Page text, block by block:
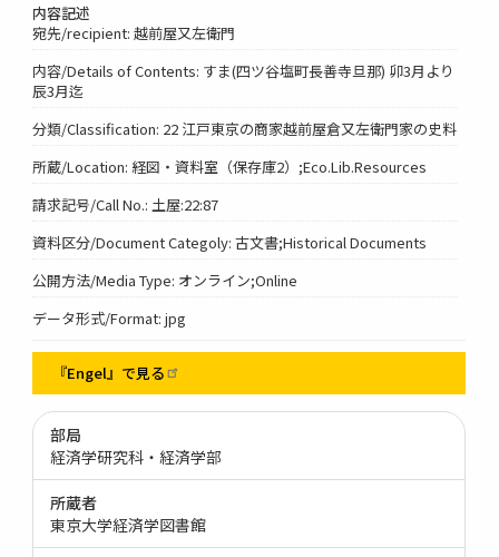
内容記述
宛先/recipient: 越前屋又左衛門
内容/Details of Contents: すま(四ツ谷塩町長善寺旦那) 卯3月より
辰3月迄
分類/Classification: 22 江戸東京の商家越前屋倉又左衛門家の史料
所蔵/Location: 経図・資料室（保存庫2）;Eco.Lib.Resources
請求記号/Call No.: 土屋:22:87
資料区分/Document Categoly: 古文書;Historical Documents
公開方法/Media Type: オンライン;Online
データ形式/Format: jpg
『Engel』で見る
部局
経済学研究科・経済学部
所蔵者
東京大学経済学図書館